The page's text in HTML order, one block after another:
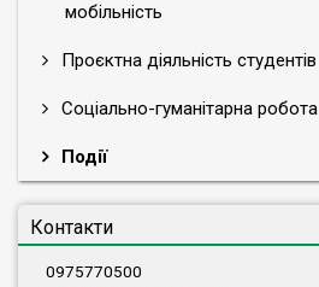
мобільність
Проєктна діяльність студентів
Соціально-гуманітарна робота
Події
Контакти
0975770500